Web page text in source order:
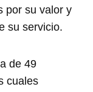
por su valor y
su servicio.
de 49
cuales